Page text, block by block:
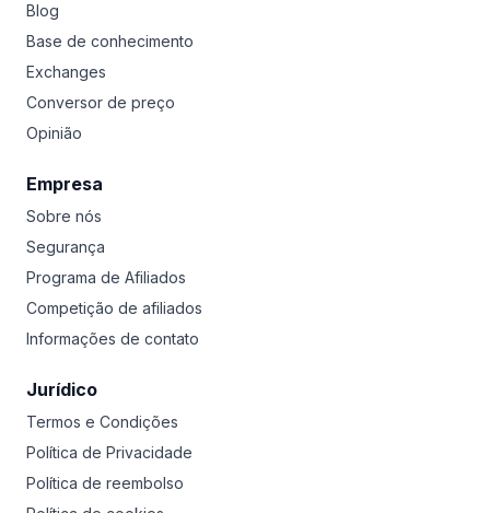
Blog
Base de conhecimento
Exchanges
Conversor de preço
Opinião
Empresa
Sobre nós
Segurança
Programa de Afiliados
Competição de afiliados
Informações de contato
Jurídico
Termos e Condições
Política de Privacidade
Política de reembolso